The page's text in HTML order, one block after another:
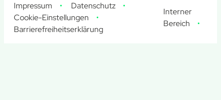
Impressum
Datenschutz
Cookie-Einstellungen
Barrierefreiheitserklärung
Interner
Bereich